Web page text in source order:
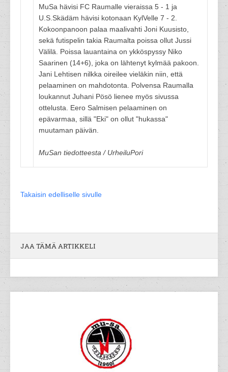
MuSa hävisi FC Raumalle vieraissa 5 - 1 ja
U.S.Skädäm hävisi kotonaan KylVelle 7 - 2.
Kokoonpanoon palaa maalivahti Joni Kuusisto,
sekä futispelin takia Raumalta poissa ollut Jussi
Välilä. Poissa lauantaina on ykköspyssy Niko
Saarinen (14+6), joka on lähtenyt kylmää pakoon.
Jani Lehtisen nilkka oireilee vieläkin niin, että
pelaaminen on mahdotonta. Polvensa Raumalla
loukannut Juhani Pösö lienee myös sivussa
ottelusta. Eero Salmisen pelaaminen on
epävarmaa, sillä "Eki" on ollut "hukassa"
muutaman päivän.
MuSan tiedotteesta / UrheiluPori
Takaisin edelliselle sivulle
JAA TÄMÄ ARTIKKELI